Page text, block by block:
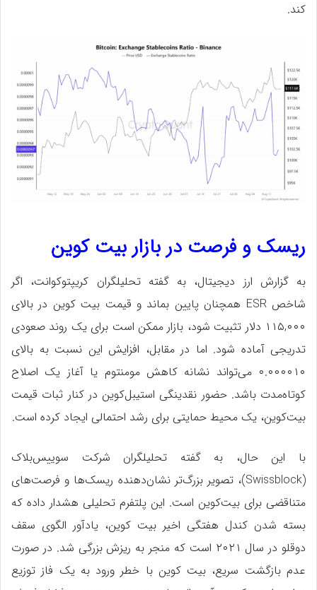
کند.
ریسک و فرصت در بازار بیت‌ کوین
به گزارش ارز دیجیتال، به گفته تحلیلگران کریپتوکوانت، اگر
شاخص ESR همچنان پایین بماند و قیمت بیت‌ کوین در بالای
۱۱۵,۰۰۰ دلار تثبیت شود، بازار ممکن است برای یک روند صعودی
تدریجی آماده شود. اما در مقابل، افزایش این نسبت به بالای
۰.۰۰۰۰۱۰ می‌تواند نشانه کاهش مومنتوم یا آغاز یک اصلاح
کوتاه‌مدت باشد. حضور نقدینگی استیبل‌کوین در کنار ثبات قیمت
بیت‌کوین، یک محیط حمایتی برای رشد احتمالی ایجاد کرده است.
با این حال، به گفته تحلیلگران شرکت سوییس‌بلاک
(Swissblock)، تصویر بزرگ‌تر نشان‌دهنده ریسک‌ها و فرصت‌های
متناقضی برای بیت‌کوین است. این پلتفرم تحلیلی هشدار داده که
بسته شدن کندل هفتگی اخیر بیت‌ کوین، یادآور الگوی سقف
دوقلو در سال ۲۰۲۱ است که منجر به ریزش بزرگی شد. در صورت
عدم بازگشت سریع، بیت‌ کوین با خطر ورود به یک فاز توزیع